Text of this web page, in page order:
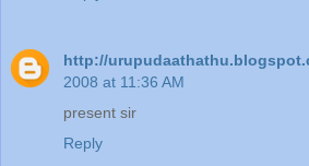
http://
2008 at 11:36 AM
present sir
Reply